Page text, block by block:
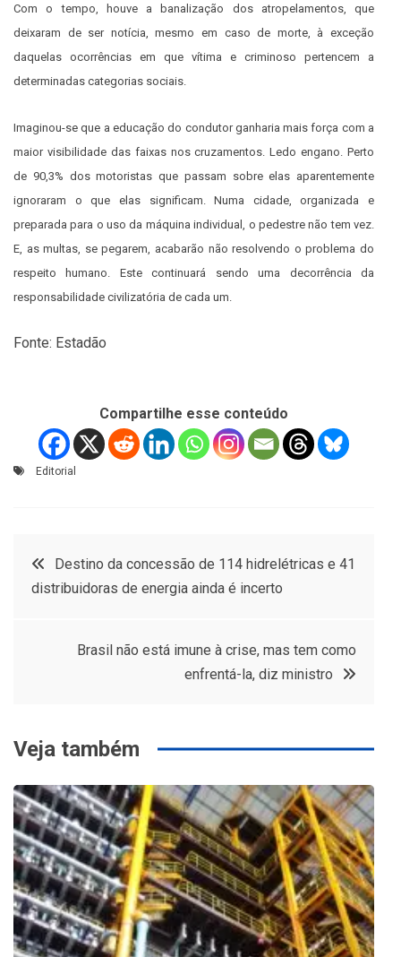
Com o tempo, houve a banalização dos atropelamentos, que
deixaram de ser notícia, mesmo em caso de morte, à exceção
daquelas ocorrências em que vítima e criminoso pertencem a
determinadas categorias sociais.
Imaginou-se que a educação do condutor ganharia mais força com a
maior visibilidade das faixas nos cruzamentos. Ledo engano. Perto
de 90,3% dos motoristas que passam sobre elas aparentemente
ignoraram o que elas significam. Numa cidade, organizada e
preparada para o uso da máquina individual, o pedestre não tem vez.
E, as multas, se pegarem, acabarão não resolvendo o problema do
respeito humano. Este continuará sendo uma decorrência
da
responsabilidade civilizatória de cada um.
Fonte: Estadão
Compartilhe esse conteúdo
Editorial
Navegação
Destino da concessão de 114 hidrelétricas e 41
distribuidoras de energia ainda é incerto
Brasil não está imune à crise, mas tem como
enfrentá-la, diz ministro
Veja também